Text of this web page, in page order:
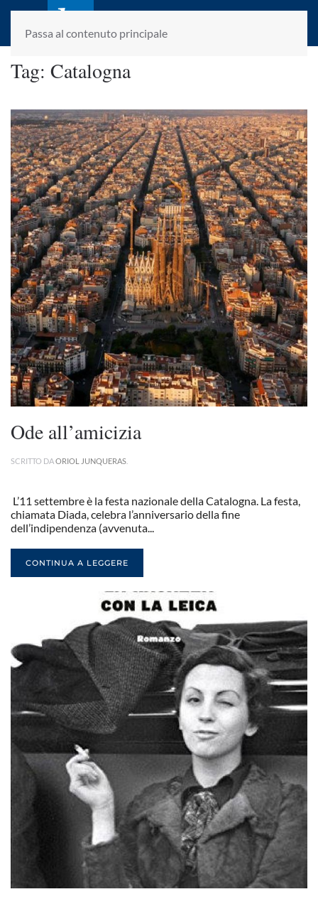
Passa al contenuto principale
laletteraturaenoi.it
fondato da Romano Luperini
Tag: Catalogna
Ode all’amicizia
SCRITTO DAORIOL JUNQUERAS
L’11 settembre è la festa nazionale della Catalogna. La festa,
chiamata Diada, celebra l’anniversario della fine
dell’indipendenza (avvenuta...
CONTINUA A LEGGERE